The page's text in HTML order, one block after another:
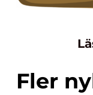
Fler